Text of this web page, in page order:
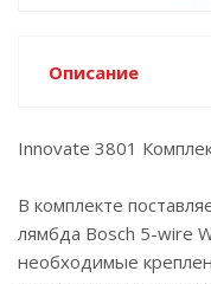
Описание
Innovate 3801
В комплекте
лямбда Bosch 5-wire
необходимые